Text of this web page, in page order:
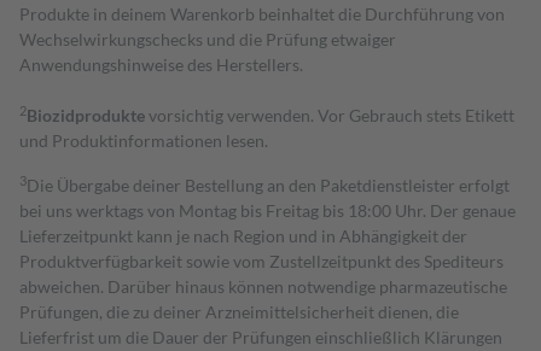
Produkte in deinem Warenkorb beinhaltet die Durchführung von
Wechselwirkungschecks und die Prüfung etwaiger
Anwendungshinweise des Herstellers.
2Biozidproduktevorsichtig verwenden. Vor Gebrauch stets Etikett
und Produktinformationen lesen.
3Die Übergabe deiner Bestellung an den Paketdienstleister erfolgt
bei uns werktags von Montag bis Freitag bis 18:00 Uhr. Der genaue
Lieferzeitpunkt kann je nach Region und in Abhängigkeit der
Produktverfügbarkeit sowie vom Zustellzeitpunkt des Spediteurs
abweichen. Darüber hinaus können notwendige pharmazeutische
Prüfungen, die zu deiner Arzneimittelsicherheit dienen, die
Lieferfrist um die Dauer der Prüfungen einschließlich Klärungen